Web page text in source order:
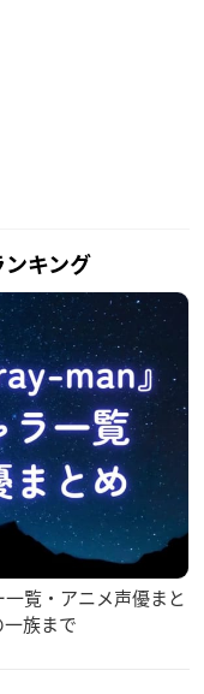
ンキング
一覧・アニメ声優まと
族まで